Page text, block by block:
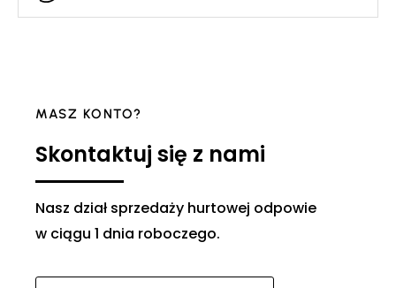
MASZ KONTO?
Skontaktuj się z nami
Nasz dział sprzedaży hurtowej odpowie
w ciągu 1 dnia roboczego.